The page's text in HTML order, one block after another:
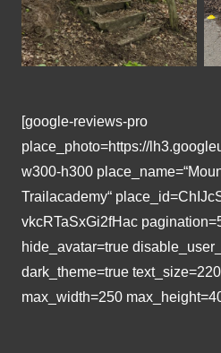
[google-reviews-pro
place_photo=https://
w300-h300
Trailacademy“
vkcRTaSxGi2fHac
hide_avatar=true
dark_theme=true
max_width=250